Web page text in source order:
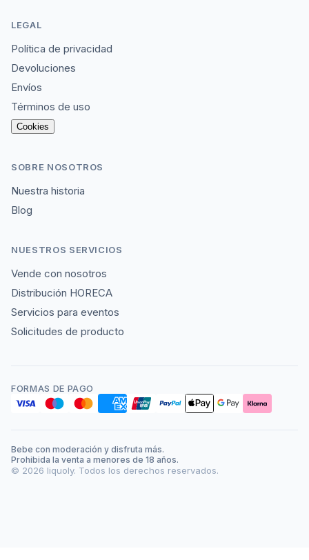
LEGAL
Política de privacidad
Devoluciones
Envíos
Términos de uso
Cookies
SOBRE NOSOTROS
Nuestra historia
Blog
NUESTROS SERVICIOS
Vende con nosotros
Distribución HORECA
Servicios para eventos
Solicitudes de producto
FORMAS DE PAGO
Bebe con moderación y disfruta más.
Prohibida la venta a menores de 18 años.
© 2026 liquoly. Todos los derechos reservados.